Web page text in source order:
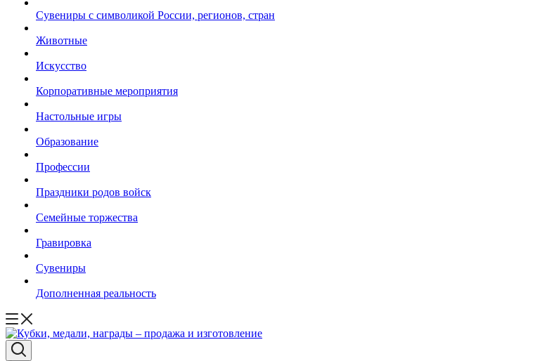
Сувениры с символикой России, регионов, стран
Животные
Искусство
Корпоративные мероприятия
Настольные игры
Образование
Профессии
Праздники родов войск
Семейные торжества
Гравировка
Сувениры
Дополненная реальность